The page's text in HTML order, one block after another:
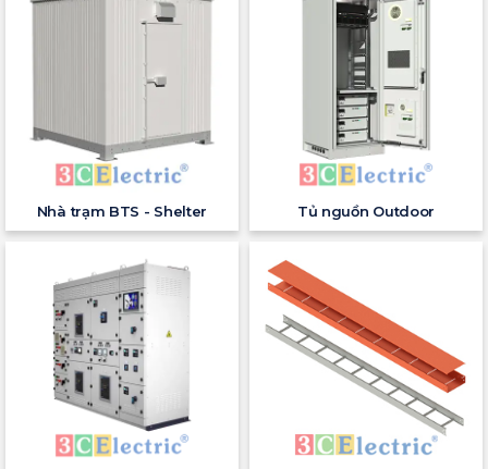
Nhà trạm BTS - Shelter Tủ nguồn Outdoor